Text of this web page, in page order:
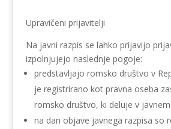
Upravičeni prijavitelji
Na javni razpis se lahko prijavijo
izpolnjujejo naslednje pogoje:
predstavljajo romsko društvo v
je registrirano kot pravna oseba
romsko društvo, ki deluje v
na dan objave javnega razpisa so